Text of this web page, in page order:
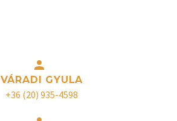


VÁRADI GYULA
+36 (20) 935-4598